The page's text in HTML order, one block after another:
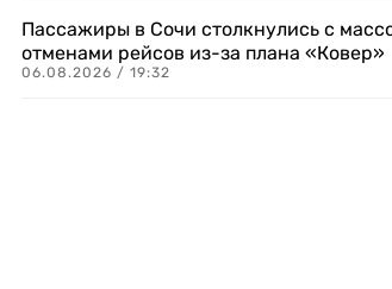
Пассажиры в Сочи столкнулись с
отменами рейсов из-за плана «Ковер»
06.08.2026 / 19:32